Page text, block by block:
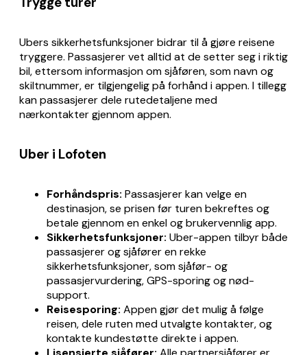
Ubers sikkerhetsfunksjoner bidrar til å gjøre reisene
tryggere. Passasjerer vet alltid at de setter seg i riktig
bil, ettersom informasjon om sjåføren, som navn og
skiltnummer, er tilgjengelig på forhånd i appen. I tillegg
kan passasjerer dele rutedetaljene med
nærkontakter gjennom appen.
Uber i Lofoten
Forhåndspris: Passasjerer kan velge en
destinasjon, se prisen før turen bekreftes og
betale gjennom en enkel og brukervennlig app.
Sikkerhetsfunksjoner: Uber-appen tilbyr både
passasjerer og sjåfører en rekke
sikkerhetsfunksjoner, som sjåfør- og
passasjervurdering, GPS-sporing og nød-
support.
Reisesporing: Appen gjør det mulig å følge
reisen, dele ruten med utvalgte kontakter, og
kontakte kundestøtte direkte i appen.